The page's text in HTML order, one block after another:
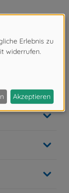
geeignet.